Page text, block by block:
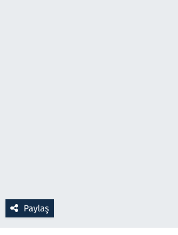
Paylaş
Teknoloji ve Bilim